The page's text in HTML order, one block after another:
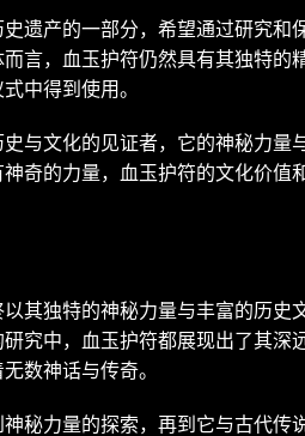
遗产的一部分，希望通过研究和
言，血玉护符仍然具有其独特的
中得到使用。
与文化的见证者，它的神秘力量
奇的力量，血玉护符的文化价
其独特的神秘力量与丰富的历
究中，血玉护符都展现出了其
数神话与传奇。
秘力量的探索，再到它与古代